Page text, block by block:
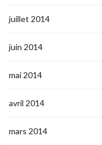
juillet 2014
juin 2014
mai 2014
avril 2014
mars 2014